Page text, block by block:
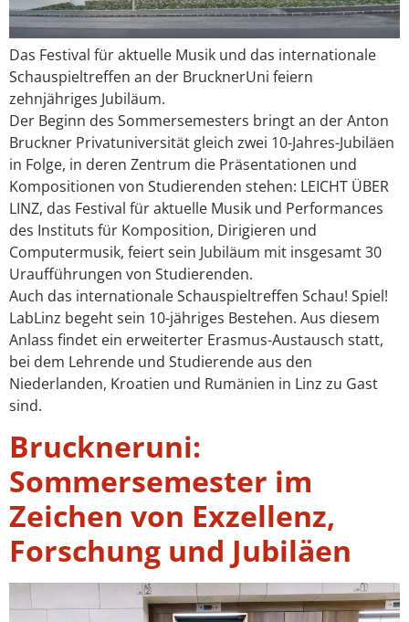
Das Festival für aktuelle Musik und das internationale
Schauspieltreffen an der BrucknerUni feiern
zehnjähriges Jubiläum.
Der Beginn des Sommersemesters bringt an der Anton
Bruckner Privatuniversität gleich zwei 10-Jahres-Jubiläen
in Folge, in deren Zentrum die Präsentationen und
Kompositionen von Studierenden stehen: LEICHT ÜBER
LINZ, das Festival für aktuelle Musik und Performances
des Instituts für Komposition, Dirigieren und
Computermusik, feiert sein Jubiläum mit insgesamt 30
Uraufführungen von Studierenden.
Auch das internationale Schauspieltreffen Schau! Spiel!
LabLinz begeht sein 10-jähriges Bestehen. Aus diesem
Anlass findet ein erweiterter Erasmus-Austausch statt,
bei dem Lehrende und Studierende aus den
Niederlanden, Kroatien und Rumänien in Linz zu Gast
sind.
Bruckneruni:
Sommersemester im
Zeichen von Exzellenz,
Forschung und Jubiläen